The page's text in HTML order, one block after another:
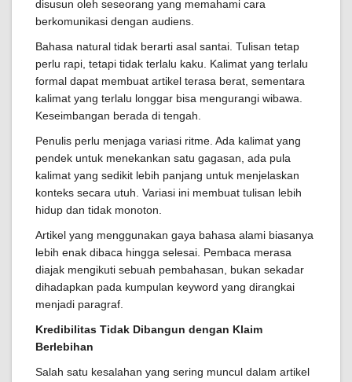
disusun oleh seseorang yang memahami cara
berkomunikasi dengan audiens.
Bahasa natural tidak berarti asal santai. Tulisan tetap
perlu rapi, tetapi tidak terlalu kaku. Kalimat yang terlalu
formal dapat membuat artikel terasa berat, sementara
kalimat yang terlalu longgar bisa mengurangi wibawa.
Keseimbangan berada di tengah.
Penulis perlu menjaga variasi ritme. Ada kalimat yang
pendek untuk menekankan satu gagasan, ada pula
kalimat yang sedikit lebih panjang untuk menjelaskan
konteks secara utuh. Variasi ini membuat tulisan lebih
hidup dan tidak monoton.
Artikel yang menggunakan gaya bahasa alami biasanya
lebih enak dibaca hingga selesai. Pembaca merasa
diajak mengikuti sebuah pembahasan, bukan sekadar
dihadapkan pada kumpulan keyword yang dirangkai
menjadi paragraf.
Kredibilitas Tidak Dibangun dengan Klaim
Berlebihan
Salah satu kesalahan yang sering muncul dalam artikel